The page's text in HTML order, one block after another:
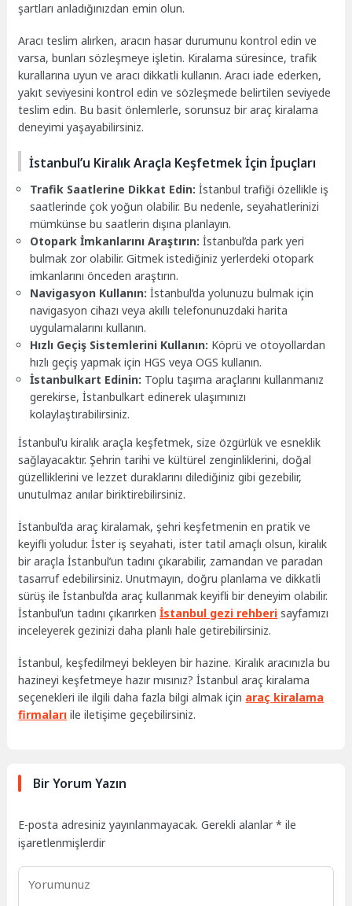
şartları anladığınızdan emin olun.
Aracı teslim alırken, aracın hasar durumunu kontrol edin ve
varsa, bunları sözleşmeye işletin. Kiralama süresince, trafik
kurallarına uyun ve aracı dikkatli kullanın. Aracı iade ederken,
yakıt seviyesini kontrol edin ve sözleşmede belirtilen seviyede
teslim edin. Bu basit önlemlerle, sorunsuz bir araç kiralama
deneyimi yaşayabilirsiniz.
İstanbul’u Kiralık Araçla Keşfetmek İçin İpuçları
Trafik Saatlerine Dikkat Edin: İstanbul trafiği özellikle iş
saatlerinde çok yoğun olabilir. Bu nedenle, seyahatlerinizi
mümkünse bu saatlerin dışına planlayın.
Otopark İmkanlarını Araştırın: İstanbul’da park yeri
bulmak zor olabilir. Gitmek istediğiniz yerlerdeki otopark
imkanlarını önceden araştırın.
Navigasyon Kullanın: İstanbul’da yolunuzu bulmak için
navigasyon cihazı veya akıllı telefonunuzdaki harita
uygulamalarını kullanın.
Hızlı Geçiş Sistemlerini Kullanın: Köprü ve otoyollardan
hızlı geçiş yapmak için HGS veya OGS kullanın.
İstanbulkart Edinin: Toplu taşıma araçlarını kullanmanız
gerekirse, İstanbulkart edinerek ulaşımınızı
kolaylaştırabilirsiniz.
İstanbul’u kiralık araçla keşfetmek, size özgürlük ve esneklik
sağlayacaktır. Şehrin tarihi ve kültürel zenginliklerini, doğal
güzelliklerini ve lezzet duraklarını dilediğiniz gibi gezebilir,
unutulmaz anılar biriktirebilirsiniz.
İstanbul’da araç kiralamak, şehri keşfetmenin en pratik ve
keyifli yoludur. İster iş seyahati, ister tatil amaçlı olsun, kiralık
bir araçla İstanbul’un tadını çıkarabilir, zamandan ve paradan
tasarruf edebilirsiniz. Unutmayın, doğru planlama ve dikkatli
sürüş ile İstanbul’da araç kullanmak keyifli bir deneyim olabilir.
İstanbul’un tadını çıkarırkenİstanbul gezi rehberi sayfamızı
inceleyerek gezinizi daha planlı hale getirebilirsiniz.
İstanbul, keşfedilmeyi bekleyen bir hazine. Kiralık aracınızla bu
hazineyi keşfetmeye hazır mısınız? İstanbul araç kiralama
seçenekleri ile ilgili daha fazla bilgi almak için araç kiralama
firmaları ile iletişime geçebilirsiniz.
Bir Yorum Yazın
E-posta adresiniz yayınlanmayacak. Gerekli alanlar* ile
işaretlenmişlerdir